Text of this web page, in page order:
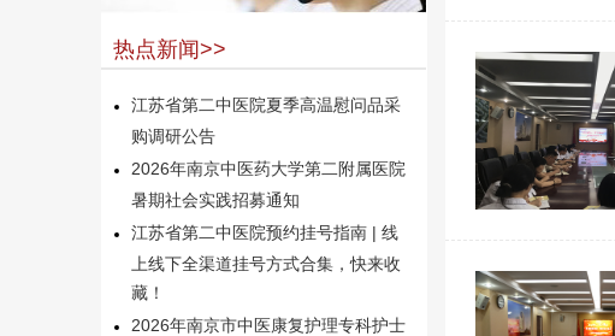
热点新闻>>
江苏省第二中医院夏季高温慰问品采
购调研公告
2026年南京中医药大学第二附属医院
暑期社会实践招募通知
江苏省第二中医院预约挂号指南 | 线
上线下全渠道挂号方式合集，快来收
藏！
2026年南京市中医康复护理专科护士